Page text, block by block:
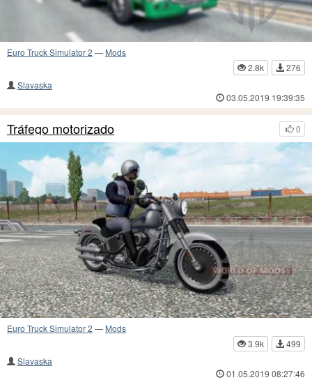
Euro Truck Simulator 2 — Mods
2.8k
276
Slavaska
03.05.2019 19:39:35
0
Tráfego motorizado
Euro Truck Simulator 2 — Mods
3.9k
499
Slavaska
01.05.2019 08:27:46